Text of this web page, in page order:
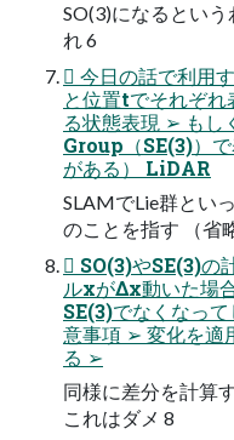
SO(3)になるとい
れ 6
 今日の話で利用
と位置tでそれぞれ
る状態表現 ➢ も
Group（SE(3)）
がある） LiDAR
SLAMでLie群とい
のことを指す （省
 SO(3)やSE(3)の
ルxがΔx動いた場
SE(3)でなくなっ
意事項 ➢ 変化を適
る ➢
同様に差分を計算
これはダメ 8